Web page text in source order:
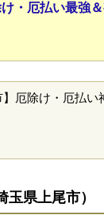
け・厄払い最強
】厄除け・厄払い
玉県上尾市）